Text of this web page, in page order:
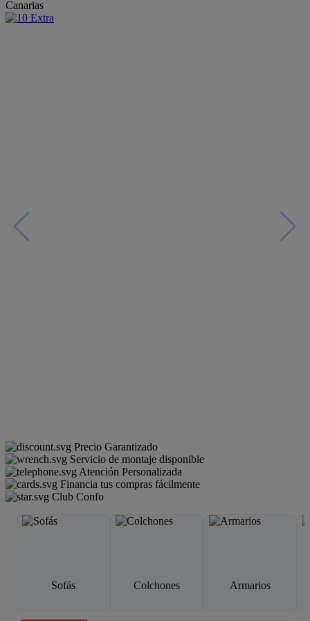
Canarias
Precio Garantizado
Servicio de montaje disponible
Atención Personalizada
Financia tus compras fácilmente
Club Confo
Sofás Colchones Armarios